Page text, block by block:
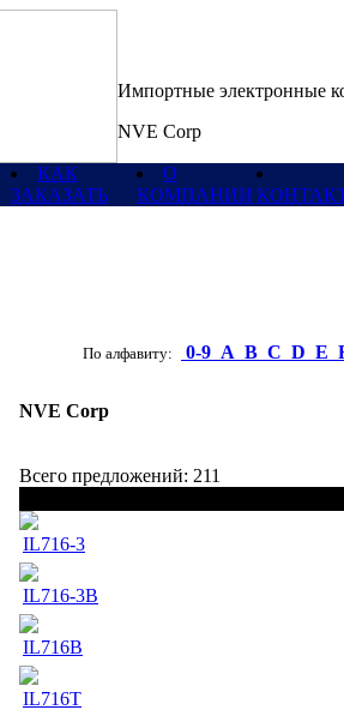
Импортные электронные
NVE Corp
КАК
ЗАКАЗАТЬ
О
КОМПАНИИ
По алфавиту: 0-9 A B C D E
NVE Corp
Всего предложений: 211
IL716-3
IL716-3B
IL716B
IL716T